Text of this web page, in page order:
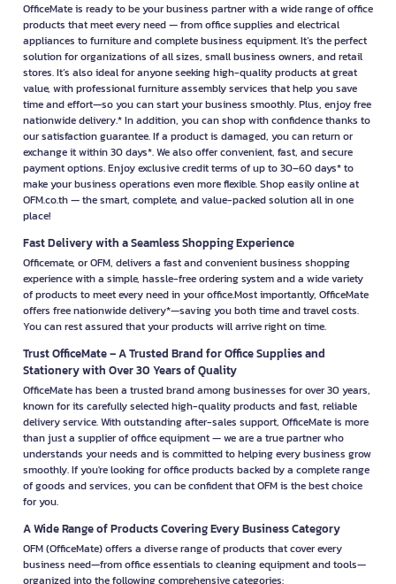
OfficeMate is ready to be your business partner with a wide range of office
products that meet every need — from office supplies and electrical
appliances to furniture and complete business equipment. It’s the perfect
solution for organizations of all sizes, small business owners, and retail
stores. It’s also ideal for anyone seeking high-quality products at great
value, with professional furniture assembly services that help you save
time and effort—so you can start your business smoothly. Plus, enjoy free
nationwide delivery.* In addition, you can shop with confidence thanks to
our satisfaction guarantee. If a product is damaged, you can return or
exchange it within 30 days*. We also offer convenient, fast, and secure
payment options. Enjoy exclusive credit terms of up to 30–60 days* to
make your business operations even more flexible. Shop easily online at
OFM.co.th — the smart, complete, and value-packed solution all in one
place!
Fast Delivery with a Seamless Shopping Experience
Officemate, or OFM, delivers a fast and convenient business shopping
experience with a simple, hassle-free ordering system and a wide variety
of products to meet every need in your office.Most importantly, OfficeMate
offers free nationwide delivery*—saving you both time and travel costs.
You can rest assured that your products will arrive right on time.
Trust OfficeMate – A Trusted Brand for Office Supplies and
Stationery with Over 30 Years of Quality
OfficeMate has been a trusted brand among businesses for over 30 years,
known for its carefully selected high-quality products and fast, reliable
delivery service. With outstanding after-sales support, OfficeMate is more
than just a supplier of office equipment — we are a true partner who
understands your needs and is committed to helping every business grow
smoothly. If you're looking for office products backed by a complete range
of goods and services, you can be confident that OFM is the best choice
for you.
A Wide Range of Products Covering Every Business Category
OFM (OfficeMate) offers a diverse range of products that cover every
business need—from office essentials to cleaning equipment and tools—
organized into the following comprehensive categories: